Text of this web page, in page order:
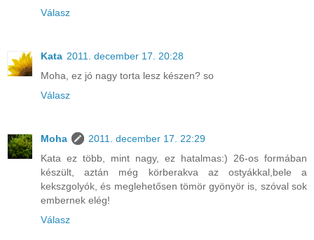
Válasz
Kata 2011. december 17. 20:28
Moha, ez jó nagy torta lesz készen? so
Válasz
Moha
2011. december 17. 22:29
Kata ez több, mint nagy, ez hatalmas:) 26-os formában
készült, aztán még körberakva az ostyákkal,bele a
kekszgolyók, és meglehetősen tömör gyönyör is, szóval sok
embernek elég!
Válasz